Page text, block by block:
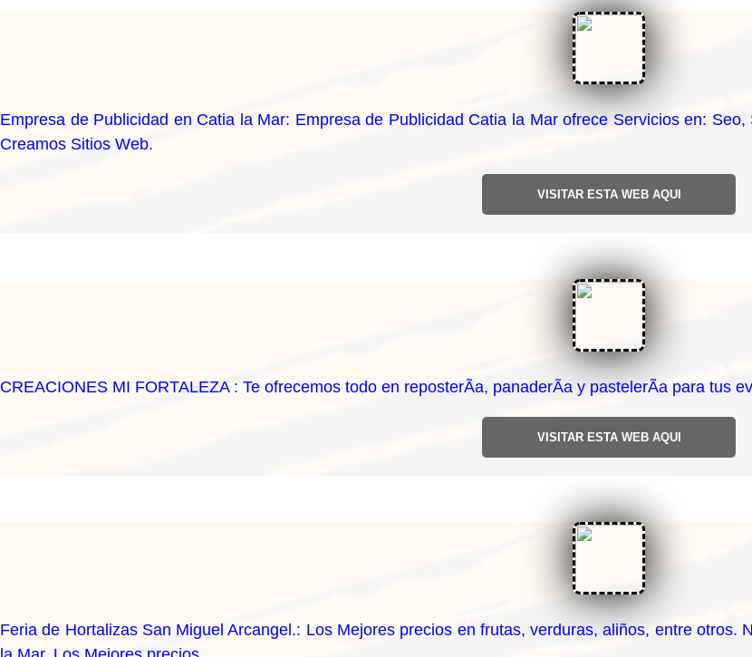
Empresa de Publicidad en Catia la Mar: Empresa de Publicidad Catia la Mar ofrece Servicios en:
Creamos Sitios Web.
VISITAR ESTA WEB AQUI
CREACIONES MI FORTALEZA : Te ofrecemos todo en reposterÃ­a, panaderÃ­a y pastelerÃ­a para tus
VISITAR ESTA WEB AQUI
Feria de Hortalizas San Miguel Arcangel.: Los Mejores precios en frutas, verduras, aliños, entre